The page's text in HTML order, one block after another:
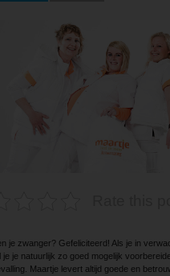
je zwanger? Gefeliciteerd! Als je in
je je natuurlijk zo goed mogelijk
Maartje levert altijd goede en